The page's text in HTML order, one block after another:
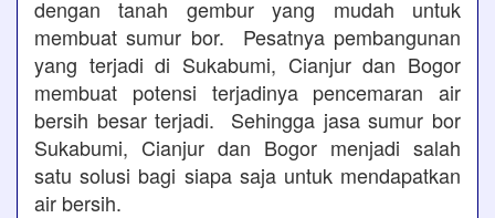
dengan tanah gembur yang mudah untuk
membuat sumur bor. Pesatnya pembangunan
yang terjadi di Sukabumi, Cianjur dan Bogor
membuat potensi terjadinya pencemaran air
bersih besar terjadi. Sehingga jasa sumur bor
Sukabumi, Cianjur dan Bogor menjadi salah
satu solusi bagi siapa saja untuk mendapatkan
air bersih.